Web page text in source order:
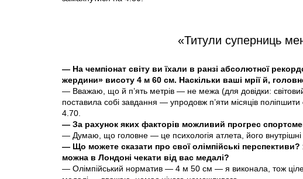
«Титули суперниць
— На чемпіонат світу ви їхали в ранзі абсолютної
жердини» висоту 4 м 60 см. Наскільки ваші мрії й,
— Вважаю, що й п’ять метрів — не межа (для довідки:
поставила собі завдання — упродовж п’яти місяців
4.70.
— За рахунок яких факторів можливий прогрес
— Думаю, що головне — це психологія атлета, його внутрішні
— Що можете сказати про свої олімпійські
можна в Лондоні чекати від вас медалі?
— Олімпійський норматив — 4 м 50 см — я виконала, тож